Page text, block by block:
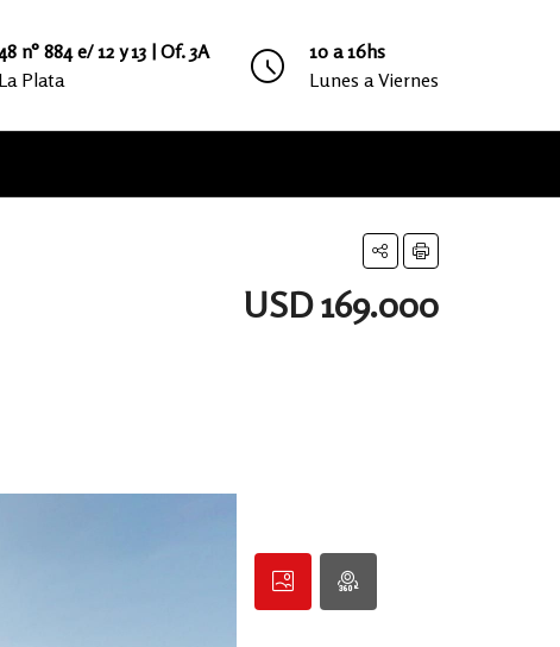
n° 884 e/ 12 y 13 | Of. 3A
La Plata
10 a 16hs
Lunes a Viernes
USD 169.000